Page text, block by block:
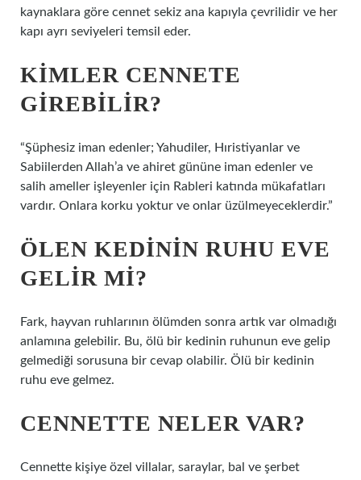
kaynaklara göre cennet sekiz ana kapıyla çevrilidir ve her
kapı ayrı seviyeleri temsil eder.
KIMLER CENNETE
GIREBILIR?
“Şüphesiz iman edenler; Yahudiler, Hıristiyanlar ve
Sabiilerden Allah’a ve ahiret gününe iman edenler ve
salih ameller işleyenler için Rableri katında mükafatları
vardır. Onlara korku yoktur ve onlar üzülmeyeceklerdir.”
ÖLEN KEDININ RUHU EVE
GELIR MI?
Fark, hayvan ruhlarının ölümden sonra artık var olmadığı
anlamına gelebilir. Bu, ölü bir kedinin ruhunun eve gelip
gelmediği sorusuna bir cevap olabilir. Ölü bir kedinin
ruhu eve gelmez.
CENNETTE NELER VAR?
Cennette kişiye özel villalar, saraylar, bal ve şerbet